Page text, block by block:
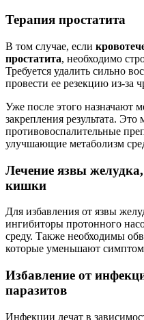
Терапия простатита
В том случае, если
простатита, необходимо
Требуется удалить сильно
провести ее резекцию из-за
Уже после этого назначают
закрепления результата. Это
противовоспалительные
улучшающие метаболизм
Лечение язвы
кишки
Для избавления от язвы
ингибиторы протонного
среду. Также необходимы
которые уменьшают
Избавление от
паразитов
Инфекции лечат в